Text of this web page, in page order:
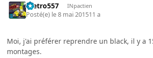
metro557 INpactien
Posté(e) le 8 mai 201511 a
Moi, j'ai préférer reprendre un black, il y a
montages.